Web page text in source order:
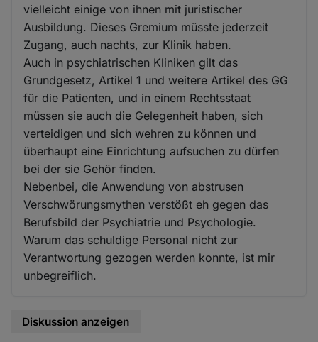
vielleicht einige von ihnen mit juristischer
Ausbildung. Dieses Gremium müsste jederzeit
Zugang, auch nachts, zur Klinik haben.
Auch in psychiatrischen Kliniken gilt das
Grundgesetz, Artikel 1 und weitere Artikel des GG
für die Patienten, und in einem Rechtsstaat
müssen sie auch die Gelegenheit haben, sich
verteidigen und sich wehren zu können und
überhaupt eine Einrichtung aufsuchen zu dürfen
bei der sie Gehör finden.
Nebenbei, die Anwendung von abstrusen
Verschwörungsmythen verstößt eh gegen das
Berufsbild der Psychiatrie und Psychologie.
Warum das schuldige Personal nicht zur
Verantwortung gezogen werden konnte, ist mir
unbegreiflich.
Diskussion anzeigen